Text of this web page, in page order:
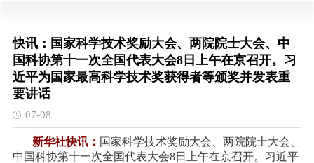
快讯：国家科学技术奖励大会、两院院士大会、中
国科协第十一次全国代表大会8日上午在京召开。习
近平为国家最高科学技术奖获得者等颁奖并发表重
要讲话
07-08
新华社快讯： 国家科学技术奖励大会、两院院士大会、
中国科协第十一次全国代表大会8日上午在京召开。习近平